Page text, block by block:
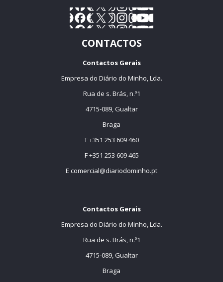
CONTACTOS
Contactos Gerais
Empresa do Diário do Minho, Lda.
Rua de s. Brás, n.º1
4715-089, Gualtar
Braga
T +351 253 609 460
F +351 253 609 465
E comercial@diariodominho.pt
Contactos Gerais
Empresa do Diário do Minho, Lda.
Rua de s. Brás, n.º1
4715-089, Gualtar
Braga